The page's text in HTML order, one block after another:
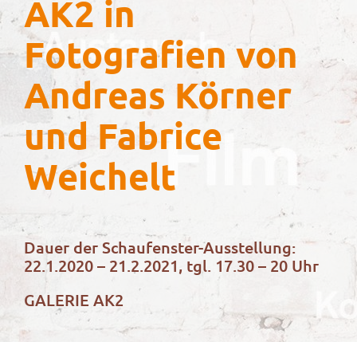
AK2 in
Fotografien von
Andreas Körner
und Fabrice
Weichelt
Dauer der Schaufenster-Ausstellung:
22.1.2020 – 21.2.2021, tgl. 17.30 – 20 Uhr
GALERIE AK2